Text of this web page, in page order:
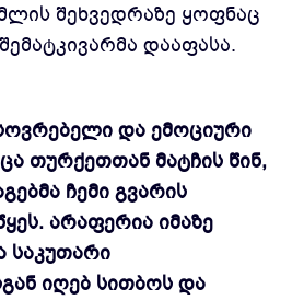
შეხვედრაზე ყოფნაც
დააფასა.
და ემოციური
თურქეთთან მატჩის წინ,
ჩემი გვარის
არაფერია იმაზე
იღებ სითბოს და